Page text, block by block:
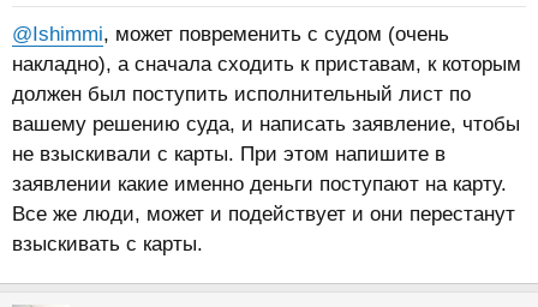
@Ishimmi, может повременить с судом (очень
накладно), а сначала сходить к приставам, к которым
должен был поступить исполнительный лист по
вашему решению суда, и написать заявление, чтобы
не взыскивали с карты. При этом напишите в
заявлении какие именно деньги поступают на карту.
Все же люди, может и подействует и они перестанут
взыскивать с карты.